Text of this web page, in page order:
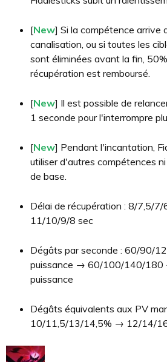
[New] Si la compétence arrive
canalisation, ou si toutes les
sont éliminées avant la fin,
récupération est remboursé.
[New] Il est possible de
1 seconde pour l'interrompre
[New] Pendant l'incantation,
utiliser d'autres compétences
de base.
Délai de récupération : 8/7,5/
11/10/9/8 sec
Dégâts par seconde : 60/90/
puissance → 60/100/140/180
puissance
Dégâts équivalents aux PV
10/11,5/13/14,5% → 12/14/